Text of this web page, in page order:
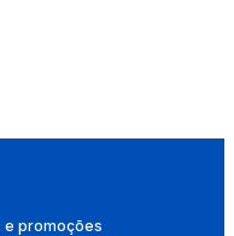
e promoções